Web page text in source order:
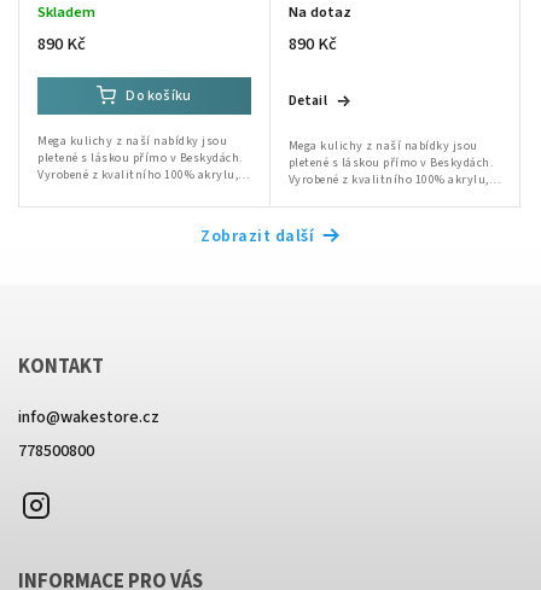
Skladem
890 Kč
Do košíku
Mega kulichy z naší nabídky jsou
pletené s láskou přímo v Beskydách.
Vyrobené z kvalitního 100% akrylu,
Ruční výroba od babičky a Lidušky...
Na dotaz
890 Kč
Detail
Mega kulichy z naší nabídky jsou
pletené s láskou přímo v Beskydách.
Vyrobené z kvalitního 100% akrylu,
Zobrazit další
KONTAKT
info@wakestore.cz
778500800
INFORMACE PRO VÁS